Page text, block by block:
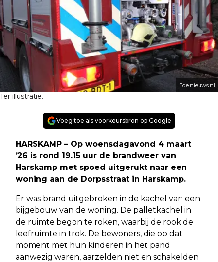
Ede.nieuws.nl
Ter illustratie.
Voeg toe als voorkeursbron op Google
HARSKAMP – Op woensdagavond 4 maart
’26 is rond 19.15 uur de brandweer van
Harskamp met spoed uitgerukt naar een
woning aan de Dorpsstraat in Harskamp.
Er was brand uitgebroken in de kachel van een
bijgebouw van de woning. De palletkachel in
de ruimte begon te roken, waarbij de rook de
leefruimte in trok. De bewoners, die op dat
moment met hun kinderen in het pand
aanwezig waren, aarzelden niet en schakelden